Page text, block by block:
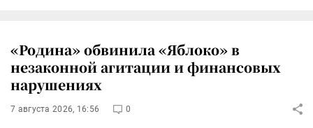
«Родина» обвинила «Яблоко» в
незаконной агитации и финансовых
нарушениях
7 августа 2026, 16:56 0